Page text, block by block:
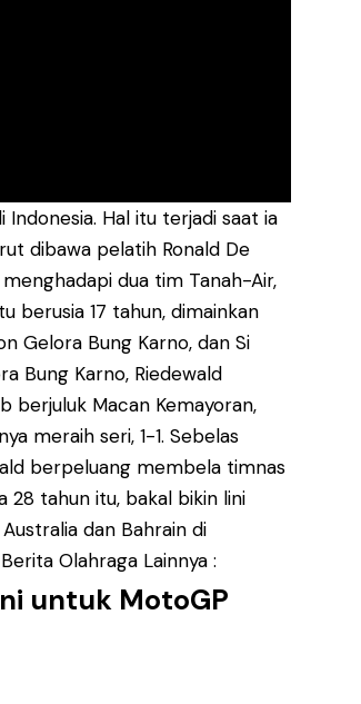
Hal itu terjadi saat ia
dibawa pelatih Ronald De
dua tim Tanah-Air,
berusia 17 tahun, dimainkan
Gelora Bung Karno, dan Si
Bung Karno, Riedewald
berjuluk Macan Kemayoran,
meraih seri, 1-1. Sebelas
berpeluang membela timnas
28 tahun itu, bakal bikin lini
dan Bahrain di
Olahraga Lainnya :
untuk MotoGP